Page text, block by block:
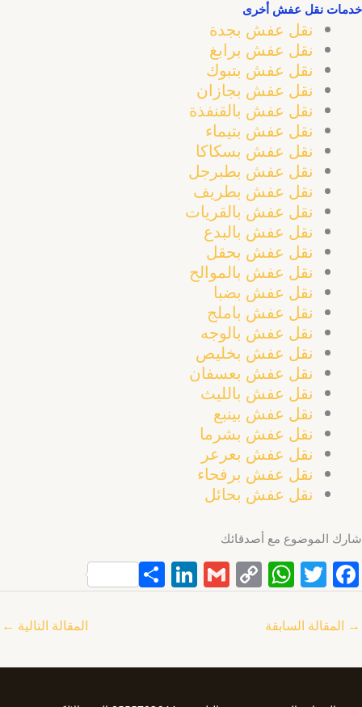
خدمات نقل عفش أخرى
نقل عفش بجدة
نقل عفش برابغ
نقل عفش بتبوك
نقل عفش بجازان
نقل عفش بالقنفذة
نقل عفش بتيماء
نقل عفش بسكاكا
نقل عفش بطبرجل
نقل عفش بطريف
نقل عفش بالقريات
نقل عفش بالبدع
نقل عفش بحقل
نقل عفش بالموالح
نقل عفش بضبا
نقل عفش باملج
نقل عفش بالوجه
نقل عفش بخليص
نقل عفش بعسفان
نقل عفش بالليث
نقل عفش بينبع
نقل عفش بشرما
نقل عفش بعرعر
نقل عفش برفحاء
نقل عفش بحائل
شارك الموضوع مع أصدقائك
F
a
c
b
T
w
itt
W
h
at
A
C
o
Li
G
m
Li
n
dI
S
h
→ المقالة السابقة المقالة التالية ←